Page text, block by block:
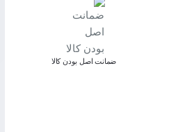
ﺿﻤﺎﻧﺖ اﺻﻞ ﺑﻮدن ﮐﺎﻟﺎ